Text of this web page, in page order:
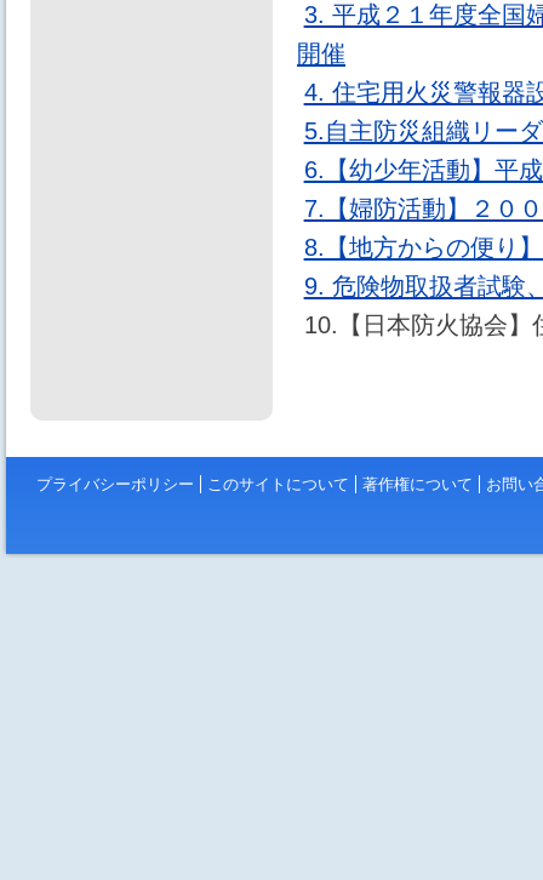
3. 平成２１年度全国
開催
4. 住宅用火災警報器
5.自主防災組織リー
6.【幼少年活動】平
7.【婦防活動】２０
8.【地方からの便り
9. 危険物取扱者試験
10.【日本防火協会】
プライバシーポリシー このサイトについて 著作権について お問い